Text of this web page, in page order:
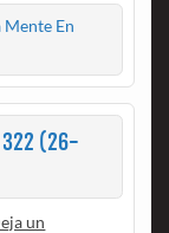
Mente En
322 (26-
un